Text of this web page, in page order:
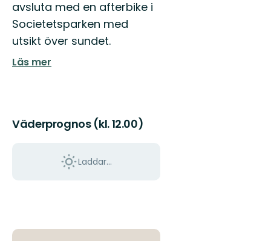
avsluta med en afterbike i
Societetsparken med
utsikt över sundet.
Läs mer
Väderprognos (kl. 12.00)
Laddar...